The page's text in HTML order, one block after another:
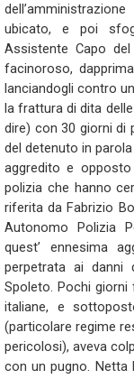
ubicato, e poi
Assistente Capo
facinoroso,
lanciandogli contro
la frattura di dita
dire) con 30 giorni di
del detenuto in
aggredito e
polizia che hanno
riferita da Fabrizio
Autonomo Polizia
quest’ ennesima
perpetrata ai danni
Spoleto. Pochi giorni
italiane, e
(particolare regime
pericolosi), aveva
con un pugno. Netta